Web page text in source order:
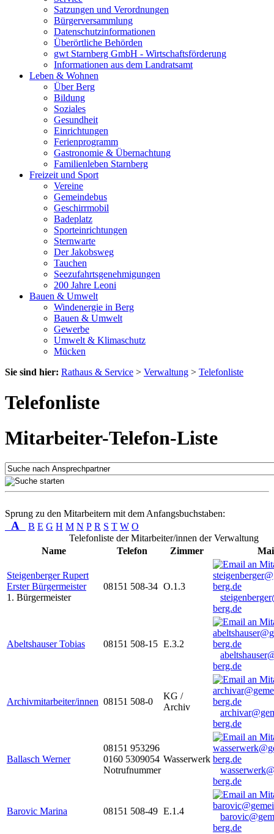
Satzungen und Verordnungen
Bürgerversammlung
Datenschutzinformationen
Überörtliche Behörden
gwt Starnberg GmbH - Wirtschaftsförderung
Informationen aus dem Landratsamt
Leben & Wohnen
Über Berg
Bildung
Soziales
Gesundheit
Einrichtungen
Ferienprogramm
Gastronomie & Übernachtung
Familienleben Starnberg
Freizeit und Sport
Vereine
Gemeindebus
Geschirrmobil
Badeplatz
Sporteinrichtungen
Sternwarte
Der Jakobsweg
Tauchen
Seezufahrtsgenehmigungen
200 Jahre Leoni
Bauen & Umwelt
Windenergie in Berg
Bauen & Umwelt
Gewerbe
Umwelt & Klimaschutz
Mücken
Sie sind hier: Rathaus & Service > Verwaltung > Telefonliste
Telefonliste
Mitarbeiter-Telefon-Liste
Sprung zu den Mitarbeitern mit dem Anfangsbuchstaben:
A B E G H M N P R S T W O
Telefonliste der Mitarbeiter/innen der Verwaltung
Name
Telefon Zimmer
Steigenberger Rupert
Erster Bürgermeister
1. Bürgermeister
08151 508-34 O.1.3
berg.de
Abeltshauser Tobias 08151 508-15 E.3.2
berg.de
Archivmitarbeiter/innen 08151 508-0
KG /
Archiv
berg.de
Ballasch Werner
08151 953296
0160 5309054
Notrufnummer
Wasserwerk
berg.de
Barovic Marina 08151 508-49 E.1.4
berg.de